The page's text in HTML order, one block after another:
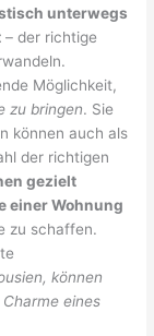
unterwegs
– der richtige
Möglichkeit,
zu bringen. Sie
können auch als
der richtigen
gezielt
einer Wohnung
zu schaffen.
können
eines